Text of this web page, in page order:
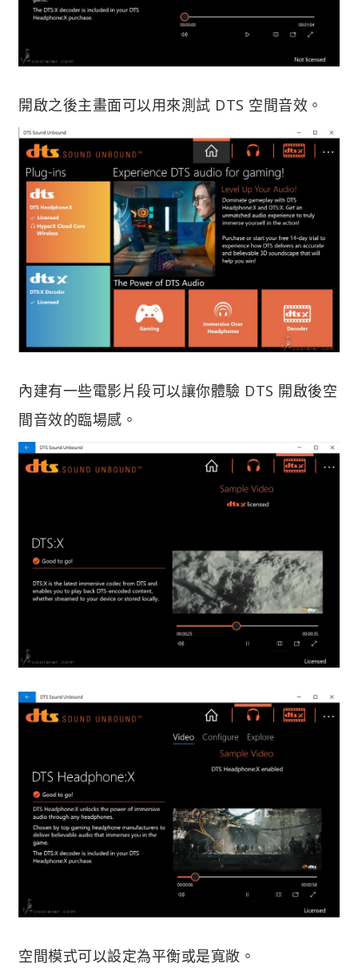
開啟之後主畫面可以用來測試 DTS 空間音效。
內建有一些電影片段可以讓你體驗 DTS 開啟後空
間音效的臨場感。
空間模式可以設定為平衡或是寬敞。